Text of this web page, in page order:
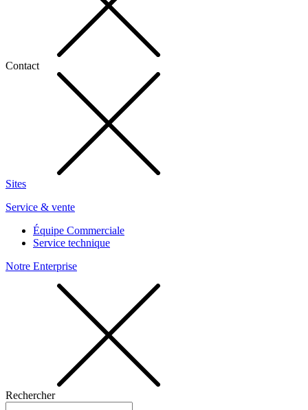
Contact
Sites
Service & vente
Équipe Commerciale
Service technique
Notre Enterprise
Rechercher